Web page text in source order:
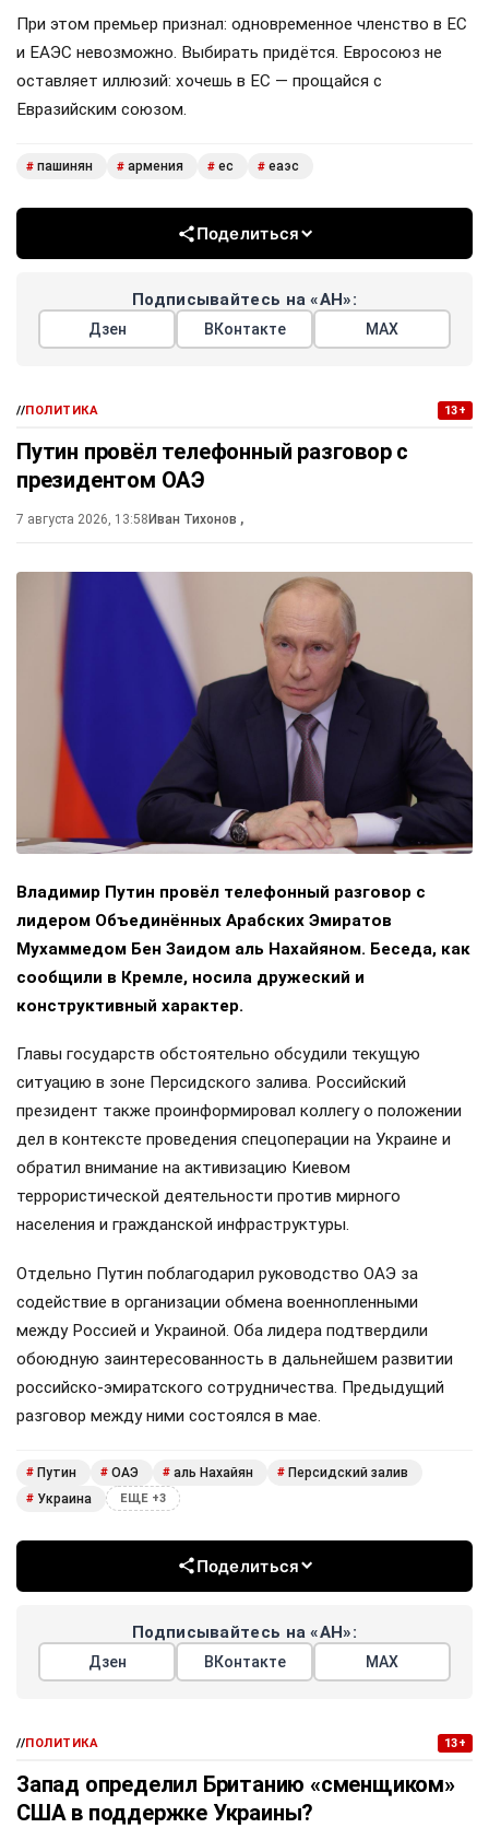
При этом премьер признал: одновременное членство в ЕС
и ЕАЭС невозможно. Выбирать придётся. Евросоюз не
оставляет иллюзий: хочешь в ЕС — прощайся с
Евразийским союзом.
# пашинян # армения # ес # еаэс
Поделиться
Подписывайтесь на «АН»:
Дзен ВКонтакте МАХ
//ПОЛИТИКА 13+
Путин провёл телефонный разговор с
президентом ОАЭ
7 августа 2026, 13:58 Иван Тихонов ,
Владимир Путин провёл телефонный разговор с
лидером Объединённых Арабских Эмиратов
Мухаммедом Бен Заидом аль Нахайяном. Беседа, как
сообщили в Кремле, носила дружеский и
конструктивный характер.
Главы государств обстоятельно обсудили текущую
ситуацию в зоне Персидского залива. Российский
президент также проинформировал коллегу о положении
дел в контексте проведения спецоперации на Украине и
обратил внимание на активизацию Киевом
террористической деятельности против мирного
населения и гражданской инфраструктуры.
Отдельно Путин поблагодарил руководство ОАЭ за
содействие в организации обмена военнопленными
между Россией и Украиной. Оба лидера подтвердили
обоюдную заинтересованность в дальнейшем развитии
российско-эмиратского сотрудничества. Предыдущий
разговор между ними состоялся в мае.
# Путин # ОАЭ # аль Нахайян # Персидский залив
# Украина ЕЩЕ +3
Поделиться
Подписывайтесь на «АН»:
Дзен ВКонтакте МАХ
//ПОЛИТИКА 13+
Запад определил Британию «сменщиком»
США в поддержке Украины?